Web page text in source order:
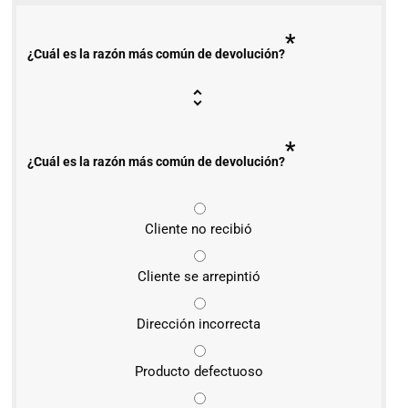
¿Cuál es la razón más común de devolución?*
¿Cuál es la razón más común de devolución?*
Cliente no recibió
Cliente se arrepintió
Dirección incorrecta
Producto defectuoso